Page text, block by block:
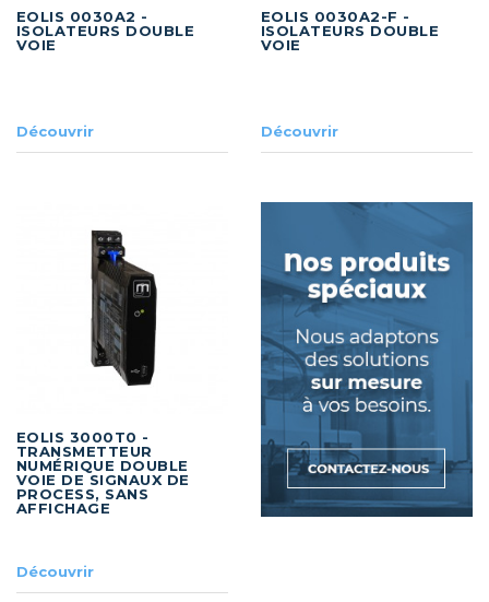
EOLIS 0030A2 -
ISOLATEURS DOUBLE
VOIE
Découvrir
EOLIS 0030A2-F -
ISOLATEURS DOUBLE
VOIE
Découvrir
EOLIS 3000T0 -
TRANSMETTEUR
NUMÉRIQUE DOUBLE
VOIE DE SIGNAUX DE
PROCESS, SANS
AFFICHAGE
Découvrir